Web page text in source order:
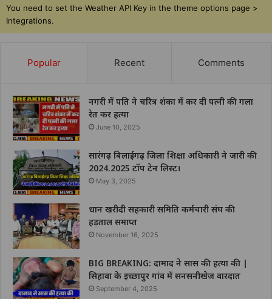
You need to set the Weather API Key in the theme options page >
Integrations.
Popular Recent Comments
नगरी में पति ने चरित्र शंका में कर दी पत्नी की गला
रेत कर हत्या
June 10, 2025
सारंगढ़ बिलाईगढ़ जिला शिक्षा अधिकारी ने जारी की
2024.2025 टॉप टेन लिस्ट।
May 3, 2025
धान खरीदी सहकारी समिति कर्मचारी संघ की
हड़ताल समाप्त
November 16, 2025
BIG BREAKING: दामाद ने सास की हत्या की |
सिहावा के इच्छापुर गांव में सनसनीखेज वारदात
September 4, 2025